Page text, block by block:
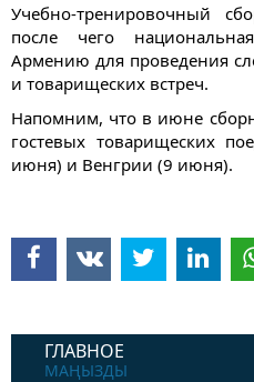
ГЛАВНОЕ
МАҢЫЗДЫ
Учебно-тренировочный
после чего
Армению для проведения
и товарищеских встреч.
Напомним, что в июне
гостевых товарищеских
июня) и Венгрии (9 июня).